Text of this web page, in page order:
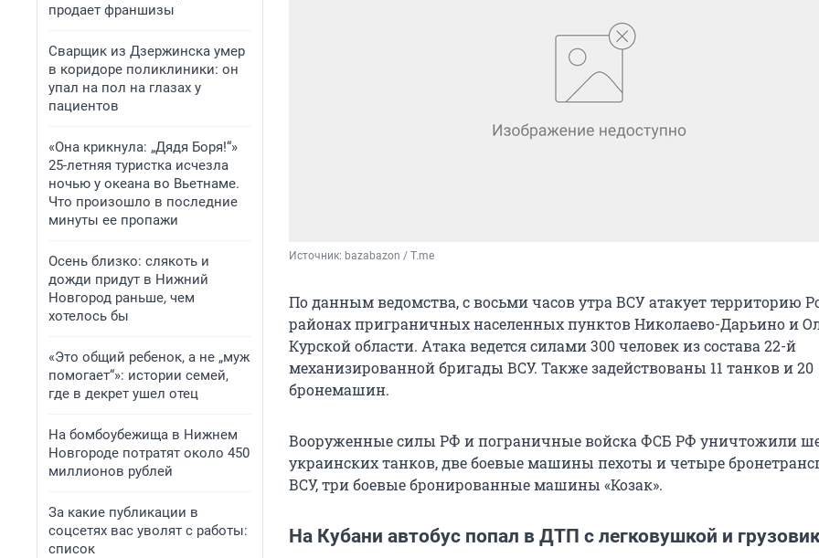
продает франшизы
Сварщик из Дзержинска умер
в коридоре поликлиники: он
упал на пол на глазах у
пациентов
«Она крикнула: „Дядя Боря!“»
25-летняя туристка исчезла
ночью у океана во Вьетнаме.
Что произошло в последние
минуты ее пропажи
Осень близко: слякоть и
дожди придут в Нижний
Новгород раньше, чем
хотелось бы
«Это общий ребенок, а не „муж
помогает“»: истории семей,
где в декрет ушел отец
На бомбоубежища в Нижнем
Новгороде потратят около 450
миллионов рублей
За какие публикации в
соцсетях вас уволят с работы:
список
Источник: bazabazon / T.me
По данным ведомства, с восьми часов утра ВСУ атакует территорию
районах приграничных населенных пунктов Николаево-Дарьино и
Курской области. Атака ведется силами 300 человек из состава 22-й
механизированной бригады ВСУ. Также задействованы 11 танков и 20
бронемашин.
Вооруженные силы РФ и пограничные войска ФСБ РФ уничтожили
украинских танков, две боевые машины пехоты и четыре
ВСУ, три боевые бронированные машины «Козак».
На Кубани автобус попал в ДТП с легковушкой и